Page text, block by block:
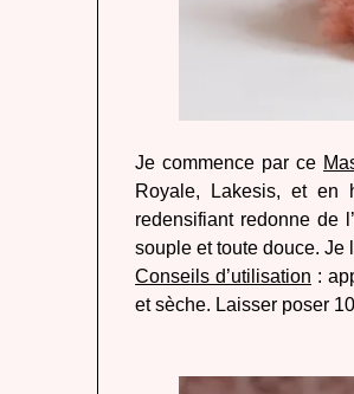
Je commence par ce
Royale, Lakesis, et en
redensifiant redonne de
souple et toute douce. Je
Conseils d’utilisation :
et sèche. Laisser poser